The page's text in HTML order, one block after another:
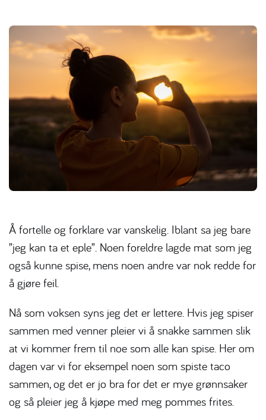
Å fortelle og forklare var vanskelig. Iblant sa jeg bare
”jeg kan ta et eple”. Noen foreldre lagde mat som jeg
også kunne spise, mens noen andre var nok redde for
å gjøre feil.
Nå som voksen syns jeg det er lettere. Hvis jeg spiser
sammen med venner pleier vi å snakke sammen slik
at vi kommer frem til noe som alle kan spise. Her om
dagen var vi for eksempel noen som spiste taco
sammen, og det er jo bra for det er mye grønnsaker
og så pleier jeg å kjøpe med meg pommes frites.